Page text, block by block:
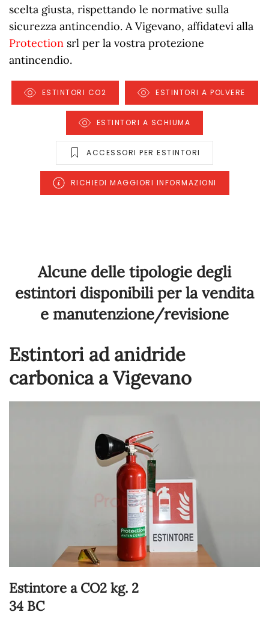
scelta giusta, rispettando le normative sulla
sicurezza antincendio. A Vigevano, affidatevi alla
Protection srl per la vostra protezione
antincendio.
ESTINTORI CO2 ESTINTORI A POLVERE
ESTINTORI A SCHIUMA
ACCESSORI PER ESTINTORI
RICHIEDI MAGGIORI INFORMAZIONI
Alcune delle tipologie degli
estintori disponibili per la vendita
e manutenzione/revisione
Estintori ad anidride
carbonica a Vigevano
Estintore a CO2 kg. 2
34 BC